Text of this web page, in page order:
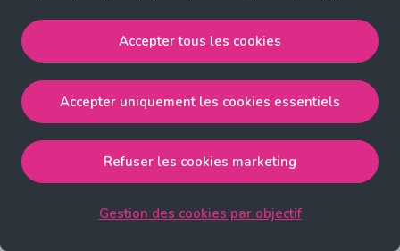
Cliquez sur 'Gestion des cookies par objectif'.
Notre politique de cookies
Accepter tous les cookies
strictement nécessaires, performance, fonctionnalité et
publicité ciblée.
Accepter uniquement les cookies essentielsaccepte
les cookies strictement nécessaires.
Accepter tous les cookies
Accepter uniquement les cookies essentiels
Refuser les cookies marketing
Gestion des cookies par objectif